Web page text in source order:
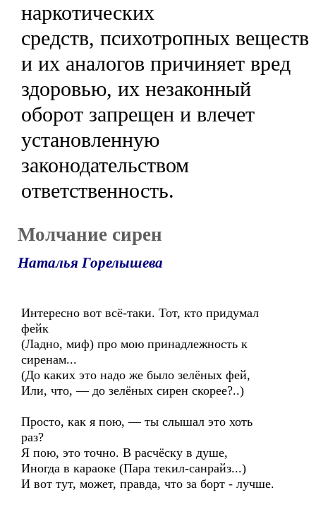
наркотических
средств, психотропных веществ
и их аналогов причиняет вред
здоровью, их незаконный
оборот запрещен и влечет
установленную
законодательством
ответственность.
Молчание сирен
Наталья Горелышева
Интересно вот всё-таки. Тот, кто придумал
фейк
(Ладно, миф) про мою принадлежность к
сиренам...
(До каких это надо же было зелёных фей,
Или, что, — до зелёных сирен скорее?..)
Просто, как я пою, — ты слышал это хоть
раз?
Я пою, это точно. В расчёску в душе,
Иногда в караоке (Пара текил-санрайз...)
И вот тут, может, правда, что за борт - лучше.